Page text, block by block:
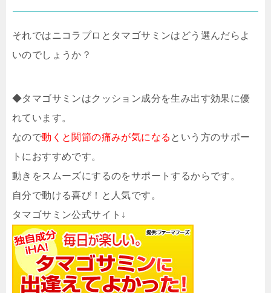
それではニコラプロとタマゴサミンはどう選んだらよ
いのでしょうか？
◆タマゴサミンはクッション成分を生み出す効果に優
れています。
なので動くと関節の痛みが気になる という方のサポー
トにおすすめです。
動きをスムーズにするのをサポートするからです。
自分で動ける喜び！と人気です。
タマゴサミン公式サイト↓